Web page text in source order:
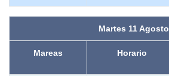
Martes 11 Agosto
Mareas Horario